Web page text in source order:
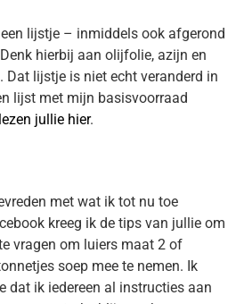
lijstje – inmiddels ook afgerond
hierbij aan olijfolie, azijn en
Dat lijstje is niet echt veranderd in
lijst met mijn basisvoorraad
lezen jullie hier.
met wat ik tot nu toe
kreeg ik de tips van jullie om
vragen om luiers maat 2 of
soep mee te nemen. Ik
dat ik iedereen al instructies aan